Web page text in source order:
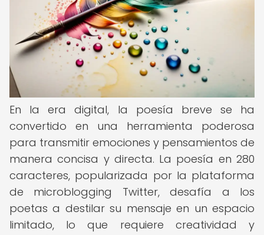
En la era digital, la poesía breve se ha
convertido en una herramienta poderosa
para transmitir emociones y pensamientos de
manera concisa y directa. La poesía en 280
caracteres, popularizada por la plataforma
de microblogging Twitter, desafía a los
poetas a destilar su mensaje en un espacio
limitado, lo que requiere creatividad y